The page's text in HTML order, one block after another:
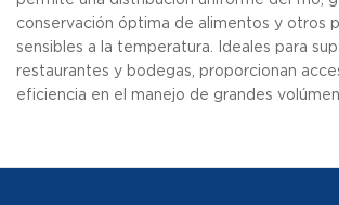
conservación óptima de alimentos y otros
sensibles a la temperatura. Ideales para
restaurantes y bodegas, proporcionan
eficiencia en el manejo de grandes